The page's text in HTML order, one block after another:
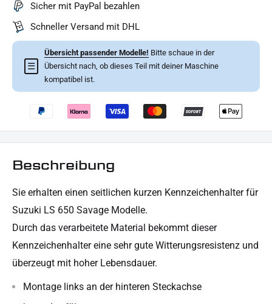
Sicher mit PayPal bezahlen
Schneller Versand mit DHL
☰
Übersicht passender Modelle! Bitte schaue in der
Übersicht nach, ob dieses Teil mit deiner Maschine
kompatibel ist.
Beschreibung
Sie erhalten einen seitlichen kurzen Kennzeichenhalter für
Suzuki LS 650 Savage Modelle.
Durch das verarbeitete Material bekommt dieser
Kennzeichenhalter eine sehr gute Witterungsresistenz und
überzeugt mit hoher Lebensdauer.
Montage links an der hinteren Steckachse